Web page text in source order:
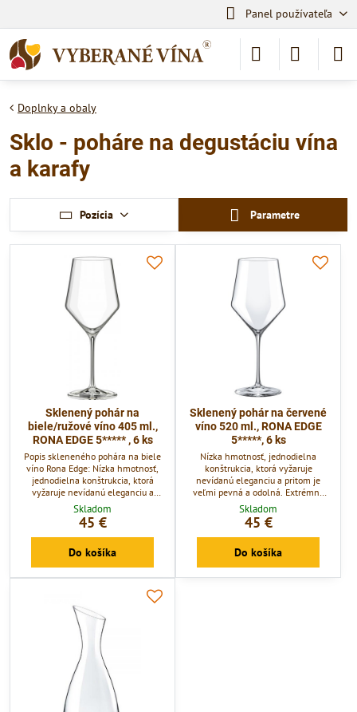
Panel používateľa
Doplnky a obaly
Sklo - poháre na degustáciu vína
a karafy
Pozícia Parametre
Sklenený pohár na
biele/ružové víno 405 ml.,
RONA EDGE 5***** , 6 ks
Popis skleneného pohára na biele
víno Rona Edge: Nízka hmotnosť,
jednodielna konštrukcia, ktorá
vyžaruje nevídanú eleganciu a
pritom je veľmi pevná a odolná.
Extrémne tenké prevedenie tzv.
"mušelín“ - tvrdené a upravené pre
vysoké zaťaženie v gastronómii.
Strojovo ťahaný monoblok.
Skladom
45 €
Do košíka
Sklenený pohár na červené
víno 520 ml., RONA EDGE
5*****, 6 ks
Nízka hmotnosť, jednodielna
konštrukcia, ktorá vyžaruje
nevídanú eleganciu a pritom je
veľmi pevná a odolná. Extrémne
tenké prevedenie tzv. "mušelín“ -
tvrdené a upravené pre vysoké
zaťaženie v gastronómii. Strojovo
ťahaný monoblok.
Skladom
45 €
Do košíka